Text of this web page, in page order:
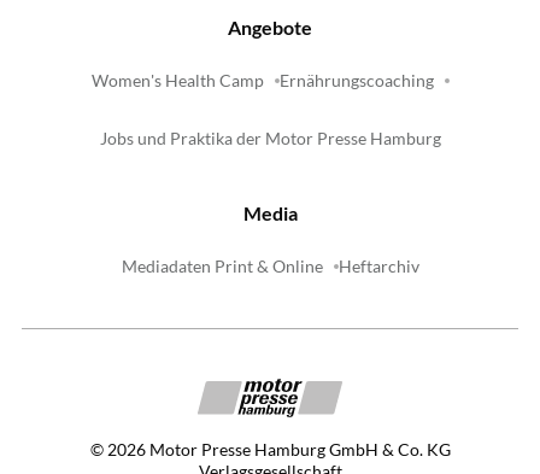
Angebote
Women's Health Camp Ernährungscoaching
Jobs und Praktika der Motor Presse Hamburg
Media
Mediadaten Print & Online Heftarchiv
© 2026 Motor Presse Hamburg GmbH & Co. KG